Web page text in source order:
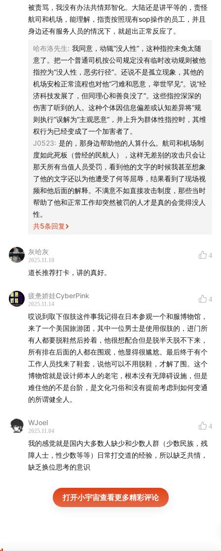
感知、理解、创造自己与世界。
“Disabled Talks” is a Chinese podcast that explores
mainstream issues through a disability lens,
recognizing disability as an unavoidable aspect of
human vulnerability often overlooked in mainstream
discussions. Our mission is to uncover overlooked
disability perspectives in everyday life and current
events, challenge stereotypes, combat ableism
alongside our audience, and foster genuine ways to
perceive, understand, and shape ourselves and the
world. Join us in reimagining societal narratives
through the vital prism of disability experience.
仁慈：假肢使用者，残障研究者，过气网红。
大程子：轮椅使用者，视频博主。
Renci: Prosthetic user, disability studies researcher,
former influencer
Da Chengzi: Wheelchair user, video blogger
Kong Ming: Blind, guide dog user, musician
【支持我们 Please Support Us】
如果喜欢这期节目并愿意支持我们：
海外用户：patreon.com/disabledtalks
商务合作邮箱：disabled.talks.pod@gmail.com
If you like our show and want to support us, please
consider the following:
Those in China: afdian.com/a/disabledtalks
Business Inquiries Email:
被责骂，我没有办法共情郑智化。大陆还是讲平等的，责怪
航司和机场，能理解，指责按照现有sop操作的员工，并且
身边还有服务人员的情况下，就超出正常反应了。
哈布洛先生: 我同意，动辄“没人性”，这种指控未免太随
意了。把一个普通司机按公司规定没有临时改动规则被他
指控为“没人性，恶劣行径”。还说不是孤立现象，其他的
机场安检正常流程也对他“刁难和恶意，举世罕见”。说“经
济科技发展了，但同理心和善良没了”。这些指控深深的
伤害了听到的人。这种个体因信息偏差或认知差异将“规
则执行”误解为“主观恶意”，并上升为群体性指控时，其维
权行为已经变成了一个加害者了。
J0523: 是的，那身边帮助他的人算什么。航司和机场制
度如此死板（曾经的民航人），这样无差别的攻击只会让
那天所有当值人员受罚，看到他的文字的时候我甚至想象
了他的文字还以为他遭受了何等屈辱，结果看到了现场视
频和他后面的解释。不满意不如直接攻击制度，那些当时
帮助了他和正常工作却突然被罚的人才是真的会觉得没人
性。
共5条回复
灰哈灰
2025.11.10
4
道长推荐打卡，讲的真好。
疲惫娇娃CyberPink
2025.11.14
4
哎说到取下假肢这件事我记得在日本参观一个和服博物馆，
来了一个美国旅游团，其中一位男士是使用假肢的，进门所
有人都要脱鞋然后拎着，他很想配合但是脱半天脱不下来，
所有排在后面的人都在围观，他显得很尴尬。最后终于有个
工作人员找来了鞋套，说他可以不用脱鞋，才解了围。这个
博物馆就是设计师本人的老宅，根本没有无障碍设施，但是
难住他的不是台阶，是文化习俗和没有提前考虑到如何变通
的所谓健全人。
WJoel
2025.11.04
4
我的感觉就是国内大多数人缺少和少数人群（少数民族，残
障人士，性少数等等）日常打交道的经验，所以缺乏共情，
缺乏换位思考的意识
打开小宇宙查看更多精彩评论